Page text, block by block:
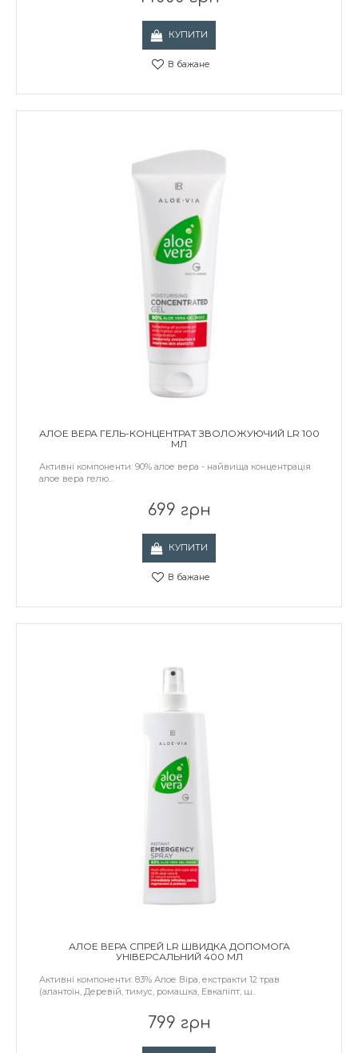
КУПИТИ
В бажане
АЛОЕ ВЕРА ГЕЛЬ-КОНЦЕНТРАТ ЗВОЛОЖУЮЧИЙ LR 100
МЛ
Активні компоненти: 90% алое вера - найвища концентрація
алое вера гелю...
699 грн
КУПИТИ
В бажане
АЛОЕ ВЕРА СПРЕЙ LR ШВИДКА ДОПОМОГА
УНІВЕРСАЛЬНИЙ 400 МЛ
Активні компоненти: 83% Алое Віра, екстракти 12 трав
(алантоїн, Деревій, тимус, ромашка, Евкаліпт, ш..
799 грн